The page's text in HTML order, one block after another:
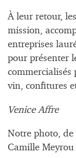
À leur retour,
mission,
entreprises
pour présenter
commercialisés
vin, confitures
Venice Affre
Notre photo, de
Camille